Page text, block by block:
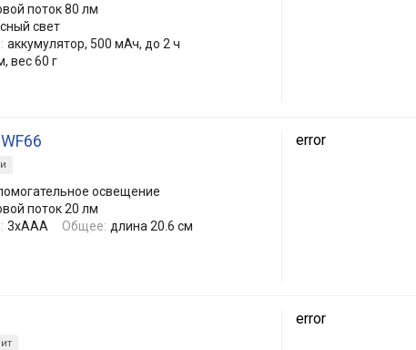
поток 80 лм
свет
аккумулятор, 500 мАч, до 2 ч
вес 60 г
освещение
поток 20 лм
3xAAA Общее: длина 20.6 см
error
error